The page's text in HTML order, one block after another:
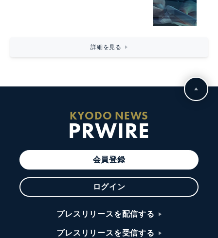
詳細を見る
KYODO NEWS
PRWIRE
会員登録
ログイン
プレスリリースを配信する
プレスリリースを受信する